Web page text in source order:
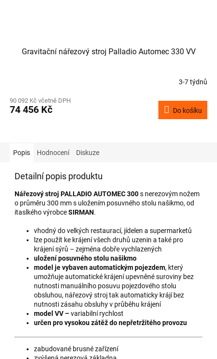
Gravitační nářezový stroj Palladio Automec 330 VV
3-7 týdnů
90 092 Kč včetně DPH
74 456 Kč Do košíku
Popis Hodnocení Diskuze
Detailní popis produktu
Nářezový stroj PALLADIO AUTOMEC 300s nerezovým nožem
o průměru 300 mm s uložením posuvného stolu našikmo, od
itaslkého výrobceSIRMAN.
vhodný do velkých restaurací, jídelen a supermarketů
lze použít ke krájení všech druhů uzenin a také pro
krájení sýrů – zejména dobře vychlazených
uložení posuvného stolu našikmo
model je vybaven automa­tickým pojezdem, který
umožňuje automatické krájení upevněné suroviny bez
nutnosti manuálního posuvu pojezdového stolu
obsluhou, nářezový stroj tak automaticky krájí bez
nutnosti zásahu obsluhy v průběhu krájení
model VV –variabilní rychlost
určen provysokou zátěž do nepřetržitého provozu
zabudované brusné zařízení